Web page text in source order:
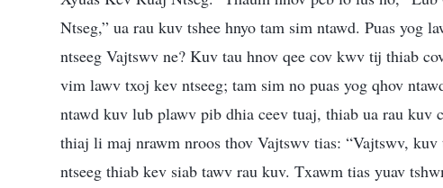
Ntseg,” ua rau kuv tshee hnyo tam sim ntawd. Puas yog
ntseeg Vajtswv ne? Kuv tau hnov qee cov kwv tij thiab
vim lawv txoj kev ntseeg; tam sim no puas yog qhov
ntawd kuv lub plawv pib dhia ceev tuaj, thiab ua rau kuv
thiaj li maj nrawm nroos thov Vajtswv tias: “Vajtswv,
ntseeg thiab kev siab tawv rau kuv. Txawm tias yuav